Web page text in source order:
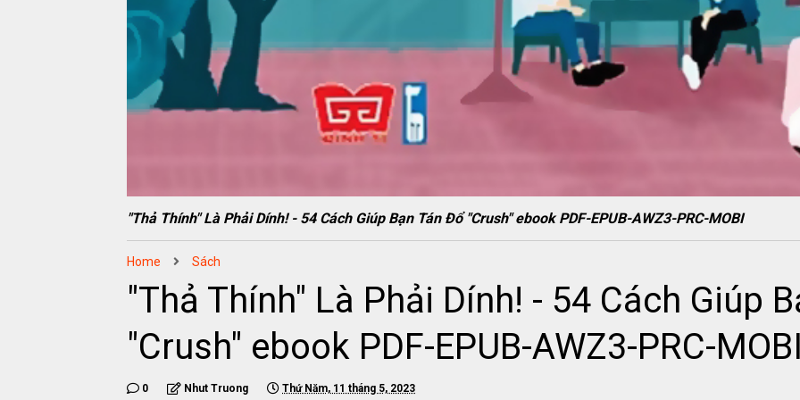
"Thả Thính" Là Phải Dính! - 54 Cách Giúp Bạn Tán Đổ "Crush" ebook PDF-EPUB-AWZ3-PRC-MOBI
Home Sách
"Thả Thính" Là Phải Dính! - 54 Cách Giúp
"Crush" ebook PDF-EPUB-AWZ3-PRC-
0 Nhut Truong Thứ Năm, 11 tháng 5, 2023